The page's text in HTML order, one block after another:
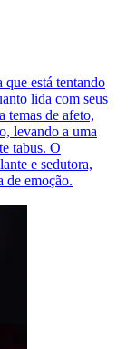
que está tentando
lida com seus
temas de afeto,
levando a uma
tabus. O
e sedutora,
de emoção.